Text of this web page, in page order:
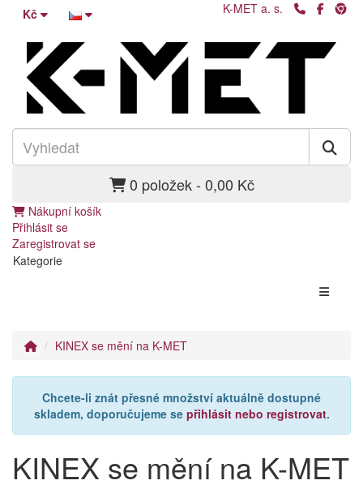
Kč K-MET a. s.
0 položek - 0,00 Kč
Nákupní košík
Přihlásit se
Zaregistrovat se
Kategorie
KINEX se mění na K-MET
Chcete-li znát přesné množství aktuálně dostupné
skladem, doporučujeme se přihlásit nebo registrovat.
KINEX se mění na K-MET